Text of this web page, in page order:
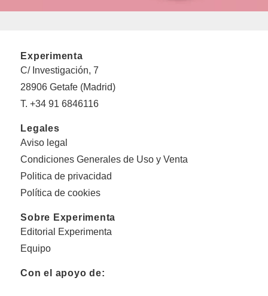
Experimenta
C/ Investigación, 7
28906 Getafe (Madrid)
T. +34 91 6846116
Legales
Aviso legal
Condiciones Generales de Uso y Venta
Politica de privacidad
Política de cookies
Sobre Experimenta
Editorial Experimenta
Equipo
Con el apoyo de: